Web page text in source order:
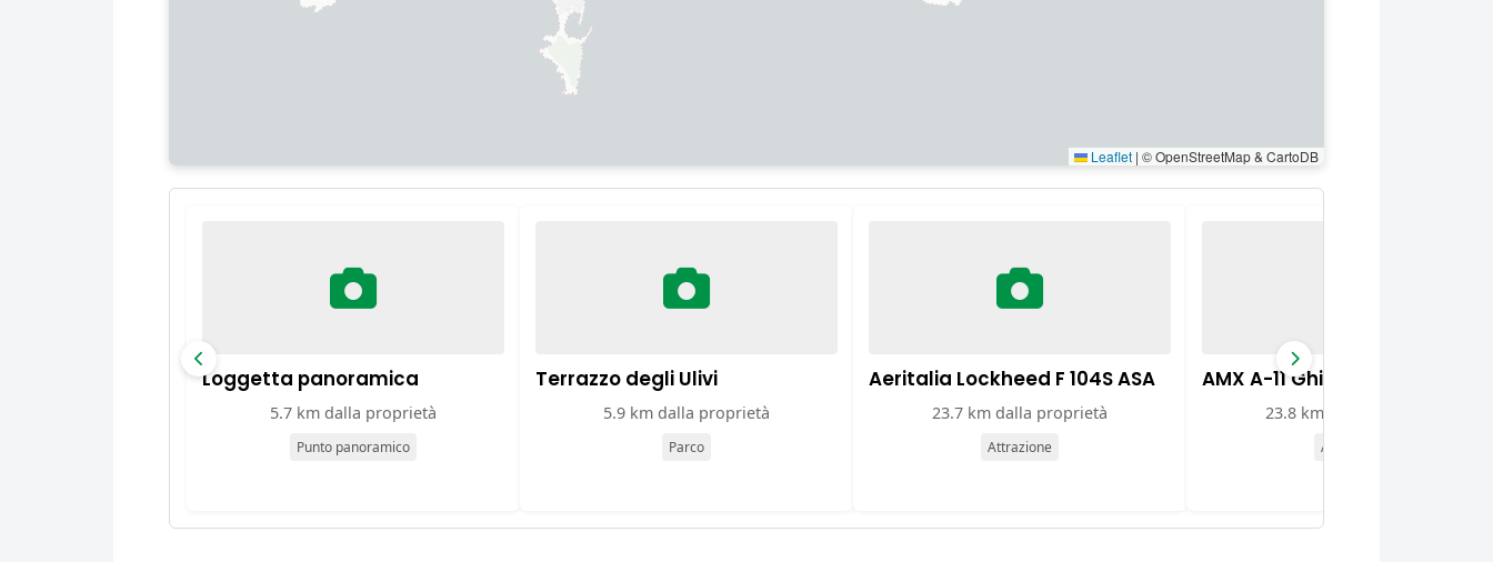
Leaflet | © OpenStreetMap & CartoDB
Loggetta panoramica
5.7 km dalla proprietà
Punto panoramico
Terrazzo degli Ulivi
5.9 km dalla proprietà
Parco
Aeritalia Lockheed F 104S ASA
23.7 km dalla proprietà
Attrazione
AMX A-11 Ghibli
23.8 km dalla proprietà
Attrazione